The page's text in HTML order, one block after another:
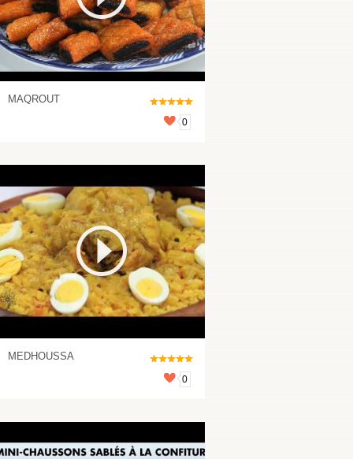
MAQROUT
0
MEDHOUSSA
0